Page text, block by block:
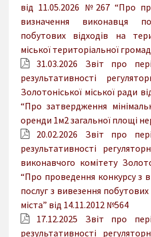
від 11.05.2026 №267 “Про
визначення виконавця
побутових відходів на
міської територіальної
31.03.2026 Звіт про
результативності
Золотоніської міської ради
“Про затвердження
оренди 1м2 загальної площі
20.02.2026 Звіт про
результативності
виконавчого комітету
“Про проведення конкурсу з
послуг з вивезення побутових
міста” від 14.11.2012 №564
17.12.2025 Звіт про
результативності